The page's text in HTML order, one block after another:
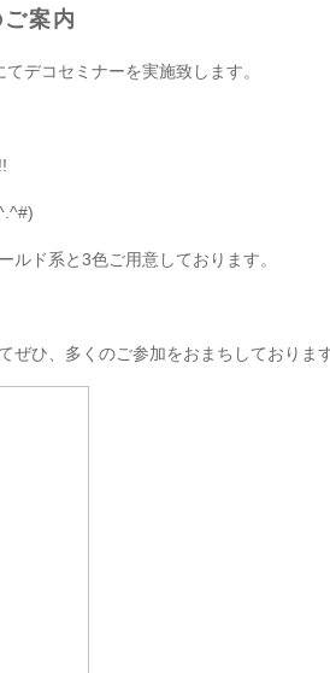
案内
デコセミナーを実施致します。
ルド系と3色ご用意しております。
ぜひ、多くのご参加をおまちしておりま